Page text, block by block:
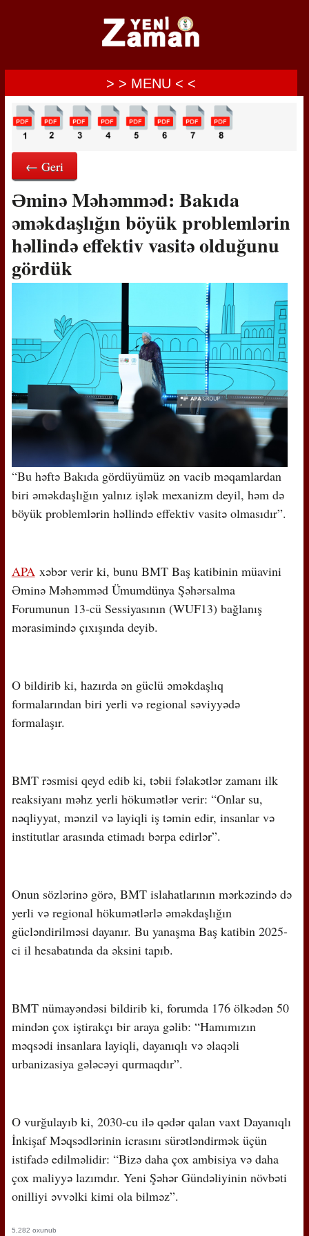
> > MENU < <
← Geri
Əminə Məhəmməd: Bakıda
əməkdaşlığın böyük problemlərin
həllində effektiv vasitə olduğunu
gördük
“Bu həftə Bakıda gördüyümüz ən vacib məqamlardan
biri əməkdaşlığın yalnız işlək mexanizm deyil, həm də
böyük problemlərin həllində effektiv vasitə olmasıdır”.
APAxəbər verir ki, bunu BMT Baş katibinin müavini
Əminə Məhəmməd Ümumdünya Şəhərsalma
Forumunun 13-cü Sessiyasının (WUF13) bağlanış
mərasimində çıxışında deyib.
O bildirib ki, hazırda ən güclü əməkdaşlıq
formalarından biri yerli və regional səviyyədə
formalaşır.
BMT rəsmisi qeyd edib ki, təbii fəlakətlər zamanı ilk
reaksiyanı məhz yerli hökumətlər verir: “Onlar su,
nəqliyyat, mənzil və layiqli iş təmin edir, insanlar və
institutlar arasında etimadı bərpa edirlər”.
Onun sözlərinə görə, BMT islahatlarının mərkəzində də
yerli və regional hökumətlərlə əməkdaşlığın
gücləndirilməsi dayanır. Bu yanaşma Baş katibin 2025-
ci il hesabatında da əksini tapıb.
BMT nümayəndəsi bildirib ki, forumda 176 ölkədən 50
mindən çox iştirakçı bir araya gəlib: “Hamımızın
məqsədi insanlara layiqli, dayanıqlı və əlaqəli
urbanizasiya gələcəyi qurmaqdır”.
O vurğulayıb ki, 2030-cu ilə qədər qalan vaxt Dayanıqlı
İnkişaf Məqsədlərinin icrasını sürətləndirmək üçün
istifadə edilməlidir: “Bizə daha çox ambisiya və daha
çox maliyyə lazımdır. Yeni Şəhər Gündəliyinin növbəti
onilliyi əvvəlki kimi ola bilməz”.
5,282 oxunub